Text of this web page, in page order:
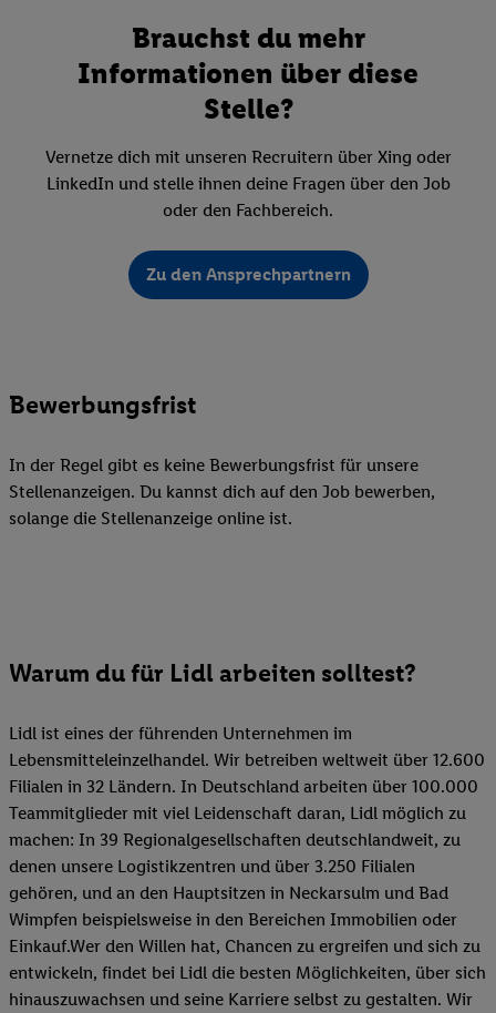
Brauchst du mehr
Informationen über diese
Stelle?
Vernetze dich mit unseren Recruitern über Xing oder
LinkedIn und stelle ihnen deine Fragen über den Job
oder den Fachbereich.
Zu den Ansprechpartnern
Bewerbungsfrist
In der Regel gibt es keine Bewerbungsfrist für unsere
Stellenanzeigen. Du kannst dich auf den Job bewerben,
solange die Stellenanzeige online ist.
Warum du für Lidl arbeiten solltest?
Lidl ist eines der führenden Unternehmen im
Lebensmitteleinzelhandel. Wir betreiben weltweit über 12.600
Filialen in 32 Ländern. In Deutschland arbeiten über 100.000
Teammitglieder mit viel Leidenschaft daran, Lidl möglich zu
machen: In 39 Regionalgesellschaften deutschlandweit, zu
denen unsere Logistikzentren und über 3.250 Filialen
gehören, und an den Hauptsitzen in Neckarsulm und Bad
Wimpfen beispielsweise in den Bereichen Immobilien oder
Einkauf.Wer den Willen hat, Chancen zu ergreifen und sich zu
entwickeln, findet bei Lidl die besten Möglichkeiten, über sich
hinauszuwachsen und seine Karriere selbst zu gestalten. Wir